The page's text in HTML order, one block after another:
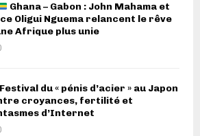
Ghana – Gabon : John Mahama et
Oligui Nguema relancent le rêve
Afrique plus unie
du « pénis d’acier » au Japon
croyances, fertilité et
d’Internet